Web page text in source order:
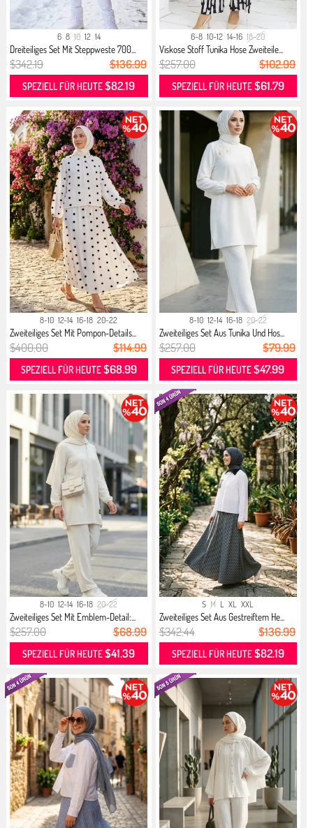
6 8 10 12 14
Dreiteiliges Set Mit Steppweste 700...
$342.19 $136.99
SPEZIELL FÜR HEUTE$82.19
6-8 10-12 14-16 18-20
Viskose Stoff Tunika Hose Zweiteile...
$257.00 $102.99
SPEZIELL FÜR HEUTE$61.79
8-10 12-14 16-18 20-22
Zweiteiliges Set Mit Pompon-Details...
$400.00 $114.99
SPEZIELL FÜR HEUTE$68.99
8-10 12-14 16-18 20-22
Zweiteiliges Set Aus Tunika Und Hos...
$257.00 $79.99
SPEZIELL FÜR HEUTE$47.99
8-10 12-14 16-18 20-22
Zweiteiliges Set Mit Emblem-Detail:...
$257.00 $68.99
SPEZIELL FÜR HEUTE$41.39
S M L XL XXL
Zweiteiliges Set Aus Gestreiftem He...
$342.44 $136.99
SPEZIELL FÜR HEUTE$82.19